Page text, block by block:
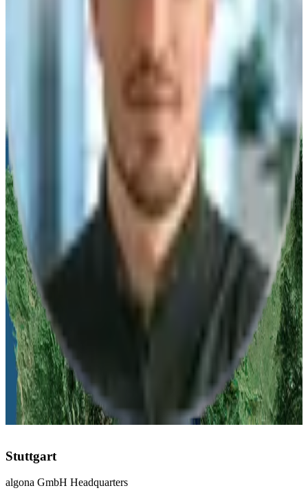
Ich willige ein, dass die algona GmbH die eingegebenen Daten
Anfrage abschicken
Vertrieb
Telefonisch erreichbar
Mo-Fr 08:00-17:00 Uhr
Deutschland
Stuttgart
Düsseldorf
+49 211 976 342 83
Leipzig: +49 341 978 561 63
Österreich
Linz: +43 732 277 277
Schweiz
Zürich: +41 43 508 69 96
Stuttgart
algona GmbH Headquarters